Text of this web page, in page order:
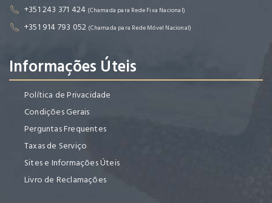
+351 243 371 424 (Chamada para Rede Fixa Nacional)
+351 914 793 052 (Chamada para Rede Móvel Nacional)
Informações Úteis
Política de Privacidade
Condições Gerais
Perguntas Frequentes
Taxas de Serviço
Sites e Informações Úteis
Livro de Reclamações